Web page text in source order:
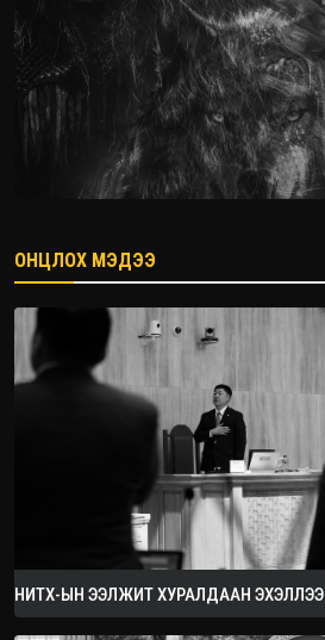
2026.09.05
ОНЦЛОХ МЭДЭЭ
НИТХ-ЫН ЭЭЛЖИТ ХУРАЛДААН ЭХЭЛЛЭЭ